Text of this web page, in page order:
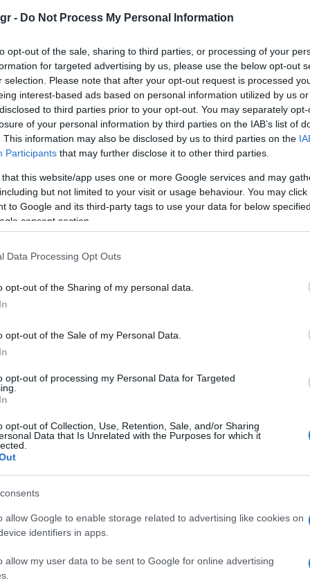
- Do Not Process My Personal Information
opt-out of the sale, sharing to third parties, or processing of your
for targeted advertising by us, please use the below opt-out
selection. Please note that after your opt-out request is processed
interest-based ads based on personal information utilized by us
to third parties prior to your opt-out. You may separately
of your personal information by third parties on the IAB’s list of
This information may also be disclosed by us to third parties on the
Participants that may further disclose it to other third parties.
that this website/app uses one or more Google services and may
but not limited to your visit or usage behaviour. You may
to Google and its third-party tags to use your data for below
consent section.
Data Processing Opt Outs
opt-out of the Sharing of my personal data.
opt-out of the Sale of my Personal Data.
opt-out of processing my Personal Data for Targeted
opt-out of Collection, Use, Retention, Sale, and/or Sharing
Data that Is Unrelated with the Purposes for which it
allow Google to enable storage related to advertising like cookies on
identifiers in apps.
allow my user data to be sent to Google for online advertising
πίστα του Nürburgring
GTI EDITION 50 κατακτά το Nürburgring πριν καν
στην αγορά. Στις 20 Ιουνίου 2025, στο πλαίσιο του 24ωρου...
Dingolfing η παραγωγή της νέας BMW
έναρξη της παραγωγής της BMW M5 Sedan, ξεκίνησε η
Touring στο εργοστάσιο του BMW Group στο...
50 χρόνια Volkswagen Golf
μοντέλο της Volkswagen γιορτάζει εφέτος 50 χρόνια
Η Kosmocar – Volkswagen και το Δίκτυο
Volkswagen Golf 50 Years
των 50 χρόνων ιστορίας του πιο εμβληματικού μοντέλου
μία συλλεκτική - επετειακή έκδοση με την ονομασία...
χορηγός του «Women’s Golf Day»
επιστρέφει για 2η συνεχή χρονιά στην Ελλάδα, μετά από τη
με επίσημο χορηγό την Audi. Η Audi, συνώνυμο...